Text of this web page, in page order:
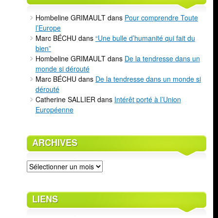
Hombeline GRIMAULTdans Pour comprendre Toute
l’Europe
Marc BÉCHU dans “Une bulle d’humanité qui fait du
bien”
Hombeline GRIMAULTdans De la tendresse dans un
monde si dérouté
Marc BÉCHU dans De la tendresse dans un monde si
dérouté
Catherine SALLIER dans Intérêt porté à l’Union
Européenne
ARCHIVES
Archives
LIENS